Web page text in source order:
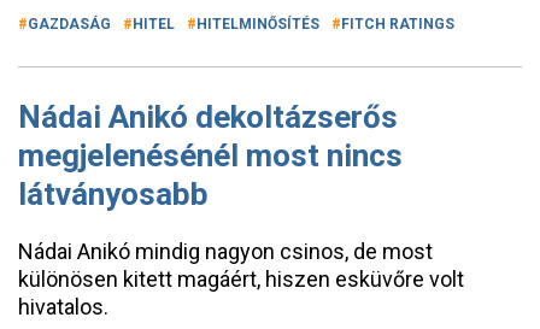
GAZDASÁG HITEL HITELMINŐSÍTÉS FITCH RATINGS
Nádai Anikó dekoltázserős
megjelenésénél most nincs
látványosabb
Nádai Anikó mindig nagyon csinos, de most
különösen kitett magáért, hiszen esküvőre volt
hivatalos.